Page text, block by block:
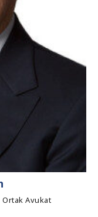
Ortak Avukat